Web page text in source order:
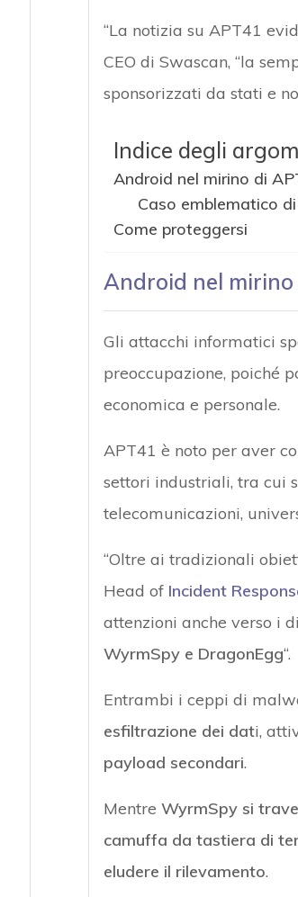
“La notizia su APT41
CEO di Swascan, “la
sponsorizzati da stati e
Indice degli
Android nel mirino di
Caso emblematico
Come proteggersi
Android nel mirino
Gli attacchi informatici
preoccupazione, poiché
economica e personale.
APT41 è noto per aver
settori industriali, tra cui
telecomunicazioni,
“Oltre ai tradizionali
Head of Incident
attenzioni anche verso i
WyrmSpy e DragonEgg“.
Entrambi i ceppi di
esfiltrazione dei dati,
payload secondari.
Mentre WyrmSpy si
camuffa da tastiera di
eludere il rilevamento.